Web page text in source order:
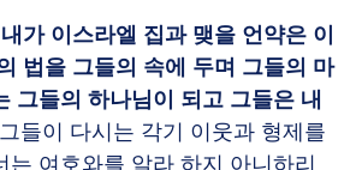
내가 이스라엘 집과 맺을 언약은 이
법을 그들의 속에 두며 그들의 마
그들의 하나님이 되고 그들은 내
들이 다시는 각기 이웃과 형제를
는 여호와를 알라 하지 아니하리